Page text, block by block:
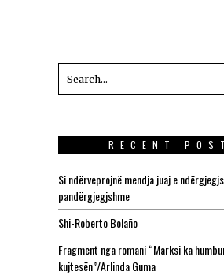
RECENT
Si ndërveprojnë mendja juaj e
pandërgjegjshme
Shi-Roberto Bolaño
Fragment nga romani “Marksi ka
kujtesën”/Arlinda Guma